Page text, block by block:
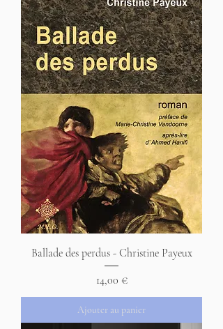
Ballade des perdus - Christine Payeux
Prix
14,00 €
Ajouter au panier